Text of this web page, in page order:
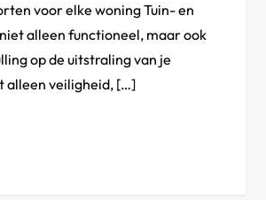
voor elke woning Tuin- en
alleen functioneel, maar ook
op de uitstraling van je
alleen veiligheid, […]